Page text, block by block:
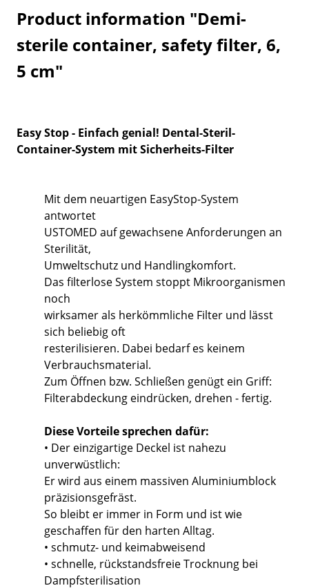
Product information "Demi-
sterile container, safety filter, 6,
5 cm"
Easy Stop - Einfach genial! Dental-Steril-
Container-System mit Sicherheits-Filter
Mit dem neuartigen EasyStop-System
antwortet
USTOMED auf gewachsene Anforderungen an
Sterilität,
Umweltschutz und Handlingkomfort.
Das filterlose System stoppt Mikroorganismen
noch
wirksamer als herkömmliche Filter und lässt
sich beliebig oft
resterilisieren. Dabei bedarf es keinem
Verbrauchsmaterial.
Zum Öffnen bzw. Schließen genügt ein Griff:
Filterabdeckung eindrücken, drehen - fertig.
Diese Vorteile sprechen dafür:
• Der einzigartige Deckel ist nahezu
unverwüstlich:
Er wird aus einem massiven Aluminiumblock
präzisionsgefräst.
So bleibt er immer in Form und ist wie
geschaffen für den harten Alltag.
• schmutz- und keimabweisend
• schnelle, rückstandsfreie Trocknung bei
Dampfsterilisation